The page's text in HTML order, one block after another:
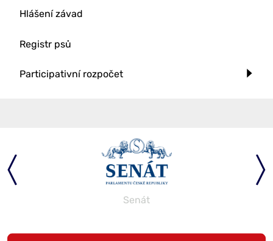
Hlášení závad
Registr psů
Participativní rozpočet
Senát